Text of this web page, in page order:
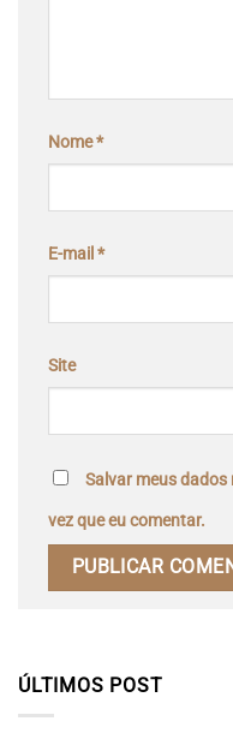
Nome*
E-mail *
Site
Salvar meus
vez que eu comentar.
ÚLTIMOS POST